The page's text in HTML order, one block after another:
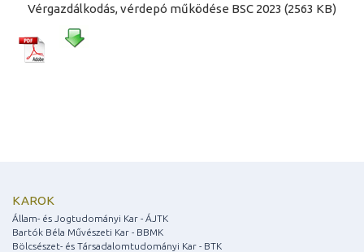
Vérgazdálkodás, vérdepó működése BSC 2023 (2563 KB)
KAROK
Állam- és Jogtudományi Kar - ÁJTK
Bartók Béla Művészeti Kar - BBMK
Bölcsészet- és Társadalomtudományi Kar - BTK